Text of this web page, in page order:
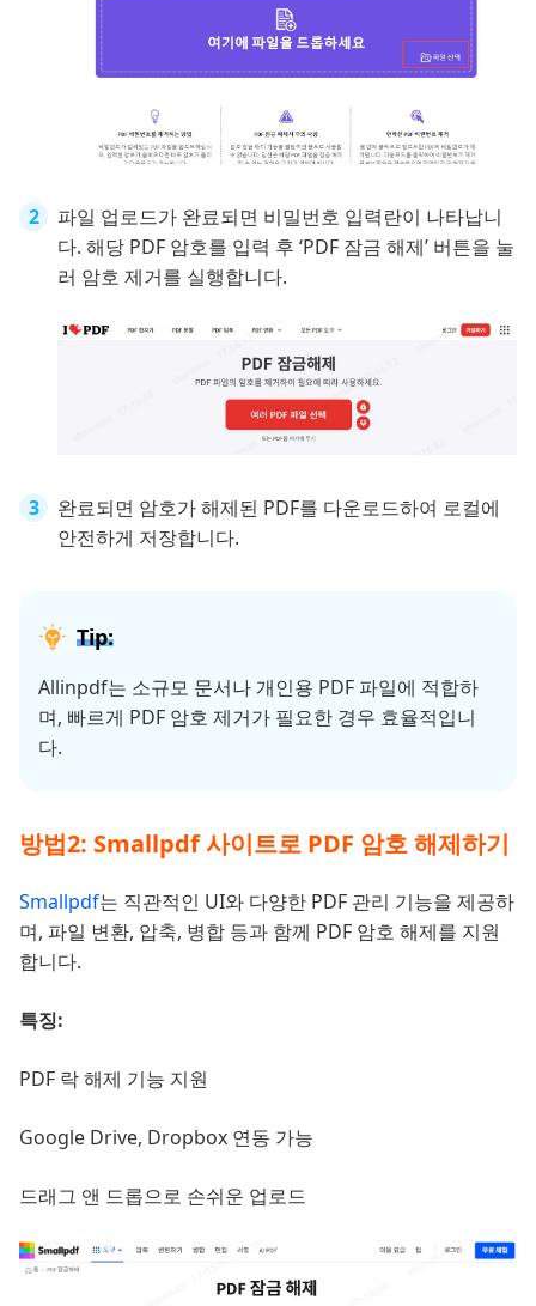
파일 업로드가 완료되면 비밀번호 입력란이 나타납니
다. 해당 PDF 암호를 입력 후 ‘PDF 잠금 해제’ 버튼을 눌
러 암호 제거를 실행합니다.
완료되면 암호가 해제된 PDF를 다운로드하여 로컬에
안전하게 저장합니다.
Tip:
Allinpdf는 소규모 문서나 개인용 PDF 파일에 적합하
며, 빠르게 PDF 암호 제거가 필요한 경우 효율적입니
다.
방법2: Smallpdf 사이트로 PDF 암호 해제하기
Smallpdf는 직관적인 UI와 다양한 PDF 관리 기능을 제공하
며, 파일 변환, 압축, 병합 등과 함께 PDF 암호 해제를 지원
합니다.
특징:
PDF 락 해제 기능 지원
Google Drive, Dropbox 연동 가능
드래그 앤 드롭으로 손쉬운 업로드